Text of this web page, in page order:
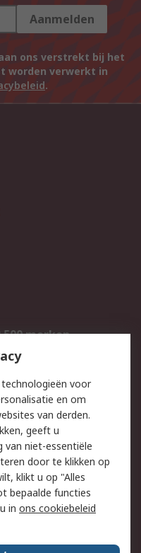
Aanmelden
ons verstrekt bij het
worden verwerkt in
.
merken
veiligheid
voor
en om
van derden.
geeft u
van niet-essentiële
door te klikken op
klikt u op "Alles
bepaalde functies
in ons cookiebeleid